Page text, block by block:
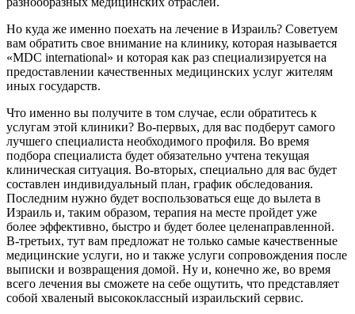
Но куда же именно поехать на лечение в Израиль? Советуем
вам обратить свое внимание на клинику, которая называется
«MDC international» и которая как раз специализируется на
предоставлении качественных медицинских услуг жителям
иных государств.
Что именно вы получите в том случае, если обратитесь к
услугам этой клиники? Во-первых, для вас подберут самого
лучшего специалиста необходимого профиля. Во время
подбора специалиста будет обязательно учтена текущая
клиническая ситуация. Во-вторых, специально для вас будет
составлен индивидуальный план, график обследования.
Последним нужно будет воспользоваться еще до вылета в
Израиль и, таким образом, терапия на месте пройдет уже
более эффективно, быстро и будет более целенаправленной.
В-третьих, тут вам предложат не только самые качественные
медицинские услуги, но и также услуги сопровождения после
выписки и возвращения домой. Ну и, конечно же, во время
всего лечения вы сможете на себе ощутить, что представляет
собой хваленый высококлассный израильский сервис.